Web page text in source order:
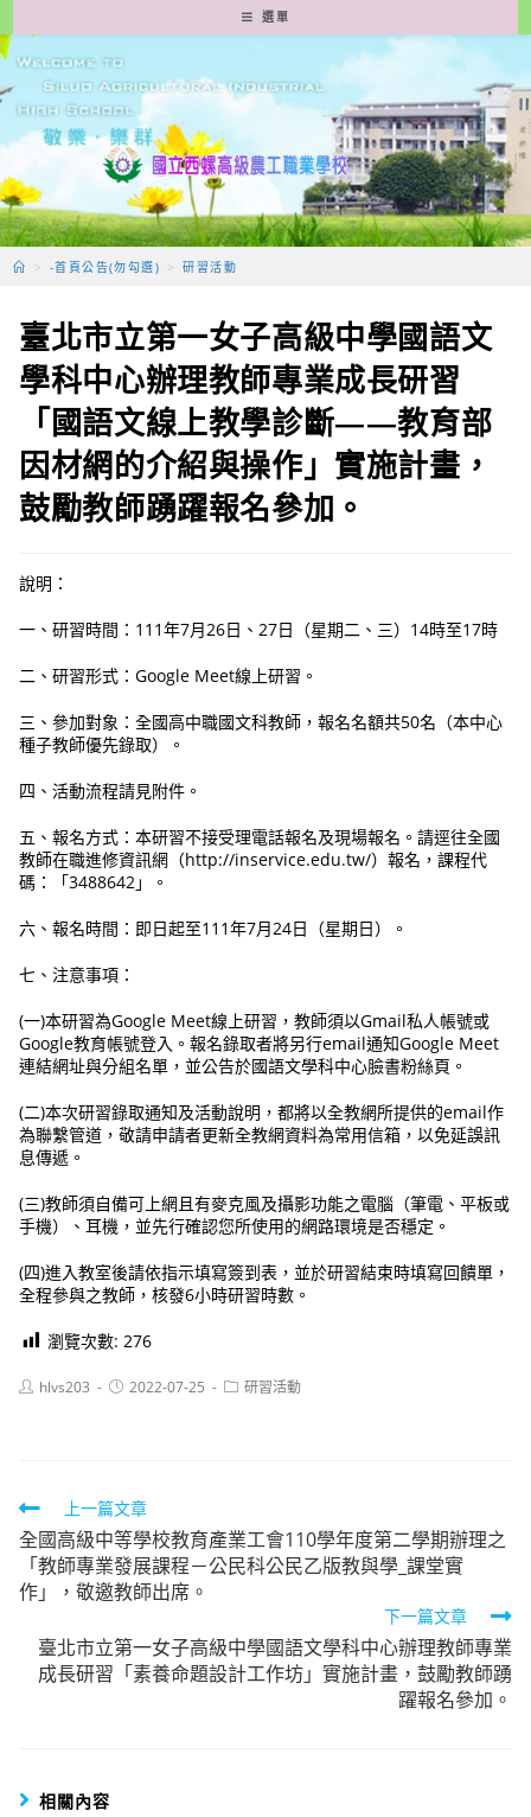
轉
至
要
容
選單
> -首頁公告(勿勾選) > 研習活動
臺北市立第一女子高級中學國語文
學科中心辦理教師專業成長研習
「國語文線上教學診斷——教育部
因材網的介紹與操作」實施計畫，
鼓勵教師踴躍報名參加。
說明：
一、研習時間：111年7月26日、27日（星期二、三）14時至17時
二、研習形式：Google Meet線上研習。
三、參加對象：全國高中職國文科教師，報名名額共50名（本中心
種子教師優先錄取）。
四、活動流程請見附件。
五、報名方式：本研習不接受理電話報名及現場報名。請逕往全國
教師在職進修資訊網（http://inservice.edu.tw/）報名，課程代
碼：「3488642」。
六、報名時間：即日起至111年7月24日（星期日）。
七、注意事項：
(一)本研習為Google Meet線上研習，教師須以Gmail私人帳號或
Google教育帳號登入。報名錄取者將另行email通知Google Meet
連結網址與分組名單，並公告於國語文學科中心臉書粉絲頁。
(二)本次研習錄取通知及活動說明，都將以全教網所提供的email作
為聯繫管道，敬請申請者更新全教網資料為常用信箱，以免延誤訊
息傳遞。
(三)教師須自備可上網且有麥克風及攝影功能之電腦（筆電、平板或
手機）、耳機，並先行確認您所使用的網路環境是否穩定。
(四)進入教室後請依指示填寫簽到表，並於研習結束時填寫回饋單，
全程參與之教師，核發6小時研習時數。
瀏覽次數: 276
Posthlvs203
Post2022-07-25
Post研習活動
Read
more
articles
上一篇文章
全國高級中等學校教育產業工會110學年度第二學期辦理之
「教師專業發展課程－公民科公民乙版教與學_課堂實
作」，敬邀教師出席。
下一篇文章
臺北市立第一女子高級中學國語文學科中心辦理教師專業
成長研習「素養命題設計工作坊」實施計畫，鼓勵教師踴
躍報名參加。
相關內容